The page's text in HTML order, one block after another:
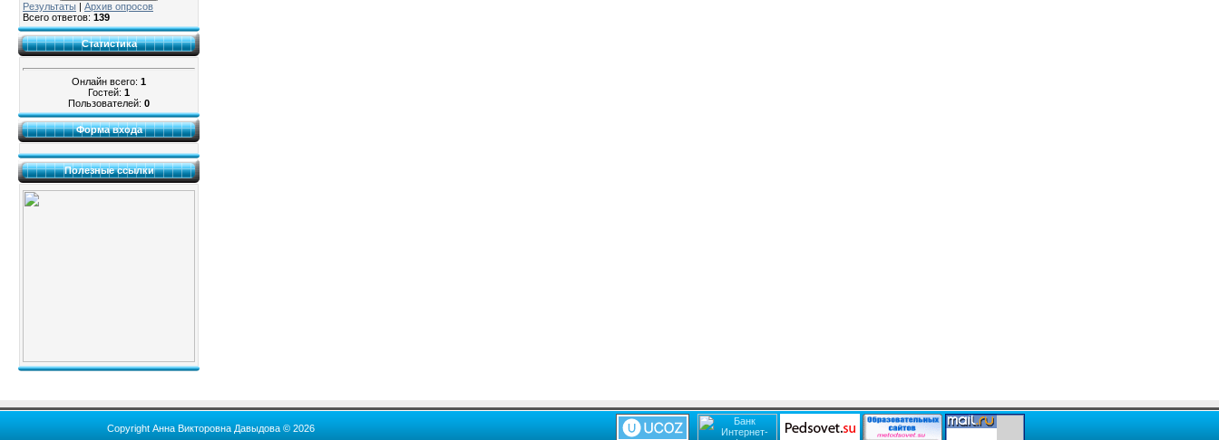
Результаты | Архив опросов
Всего ответов: 139
Статистика
Онлайн всего: 1
Гостей: 1
Пользователей: 0
Форма входа
Полезные ссылки
Copyright Анна Викторовна Давыдова © 2026